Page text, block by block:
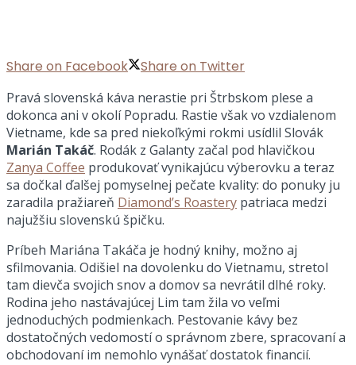
Share on Facebook Share on Twitter
Pravá slovenská káva nerastie pri Štrbskom plese a
dokonca ani v okolí Popradu. Rastie však vo vzdialenom
Vietname, kde sa pred niekoľkými rokmi usídlil Slovák
Marián Takáč. Rodák z Galanty začal pod hlavičkou
Zanya Coffee produkovať vynikajúcu výberovku a teraz
sa dočkal ďalšej pomyselnej pečate kvality: do ponuky ju
zaradila pražiareň Diamond’s Roastery patriaca medzi
najužšiu slovenskú špičku.
Príbeh Mariána Takáča je hodný knihy, možno aj
sfilmovania. Odišiel na dovolenku do Vietnamu, stretol
tam dievča svojich snov a domov sa nevrátil dlhé roky.
Rodina jeho nastávajúcej Lim tam žila vo veľmi
jednoduchých podmienkach. Pestovanie kávy bez
dostatočných vedomostí o správnom zbere, spracovaní a
obchodovaní im nemohlo vynášať dostatok financií.